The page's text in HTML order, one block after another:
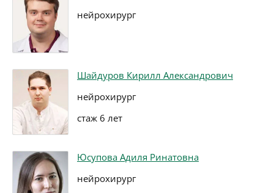
нейрохирург
Шайдуров Кирилл Александрович
нейрохирург
стаж 6 лет
Юсупова Адиля Ринатовна
нейрохирург